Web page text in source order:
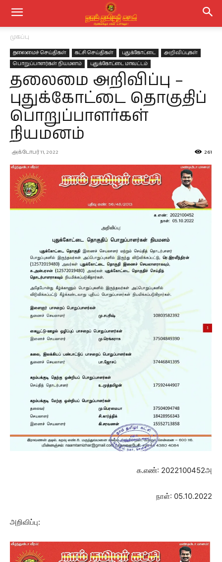
முகப்பு
தலைமைச் செய்திகள் கட்சி செய்திகள் புதுக்கோட்டை
அறிவிப்புகள்
பொறுப்பாளர்கள் நியமனம்
புதுக்கோட்டை மாவட்டம்
தலைமை அறிவிப்பு –
புதுக்கோட்டை தொகுதிப்
பொறுப்பாளர்கள்
நியமனம்
அக்டோபர் 11, 2022 261
க.எண்: 2022100452அ
நாள்: 05.10.2022
அறிவிப்பு: